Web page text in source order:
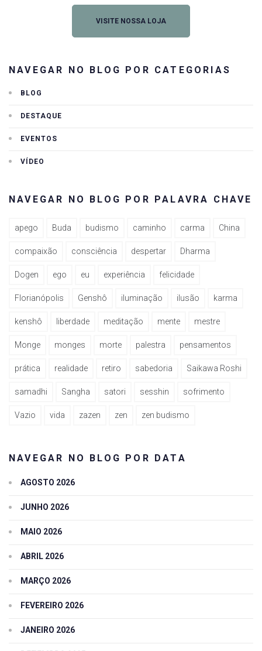
VISITE NOSSA LOJA
NAVEGAR NO BLOG POR CATEGORIAS
BLOG
DESTAQUE
EVENTOS
VÍDEO
NAVEGAR NO BLOG POR PALAVRA CHAVE
apego Buda budismo caminho carma China
compaixão consciência despertar Dharma
Dogen ego eu experiência felicidade
Florianópolis Genshô iluminação ilusão karma
kenshô liberdade meditação mente mestre
Monge monges morte palestra pensamentos
prática realidade retiro sabedoria Saikawa Roshi
samadhi Sangha satori sesshin sofrimento
Vazio vida zazen zen zen budismo
NAVEGAR NO BLOG POR DATA
AGOSTO 2026
JUNHO 2026
MAIO 2026
ABRIL 2026
MARÇO 2026
FEVEREIRO 2026
JANEIRO 2026